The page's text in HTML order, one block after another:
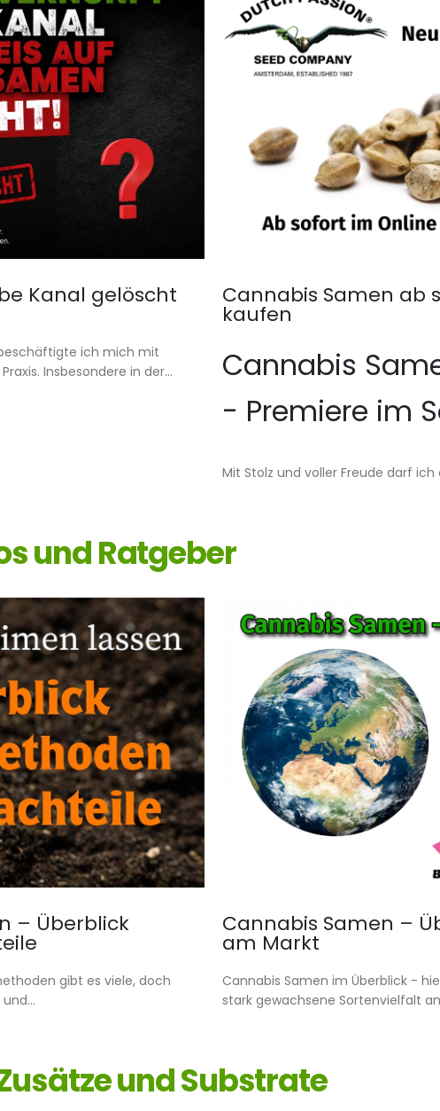
Kanal gelöscht
ich mich mit
Insbesondere in der...
Cannabis Samen ab
kaufen
Cannabis
- Premiere im
Mit Stolz und voller Freude darf
und Ratgeber
– Überblick
gibt es viele, doch
Cannabis Samen –
am Markt
Cannabis Samen im Überblick -
stark gewachsene Sortenvielfalt
und Substrate